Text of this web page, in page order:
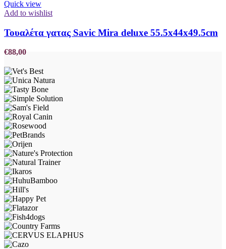
Quick view
Add to wishlist
Τουαλέτα γατας Savic Mira deluxe 55.5x44x49.5cm
€88,00